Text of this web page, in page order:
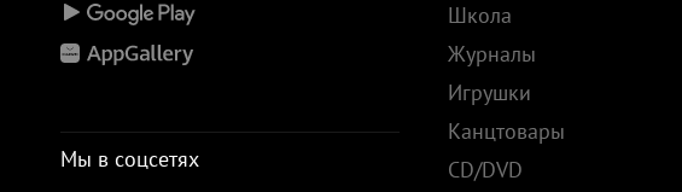
Мы в соцсетях
Школа
Журналы
Игрушки
Канцтовары
CD/DVD